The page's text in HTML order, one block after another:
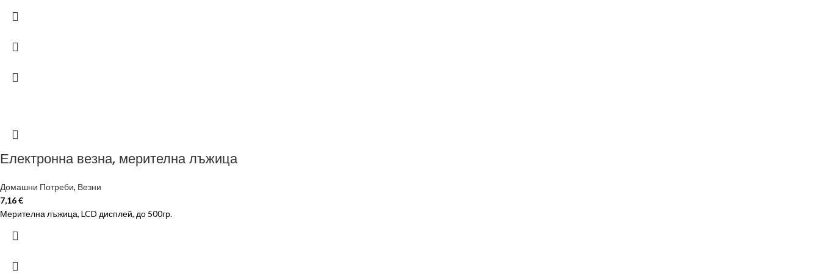
Електронна везна, мерителна лъжица
Домашни Потреби, Везни
7,16€
Мерителна лъжица, LCD дисплей, до 500гр.